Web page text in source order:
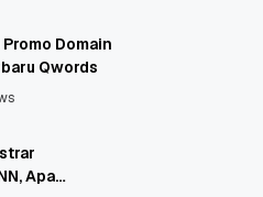
Domain
Qwords
Apa